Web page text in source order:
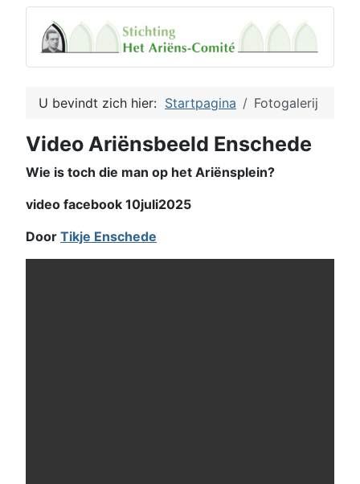
U bevindt zich hier: Startpagina Fotogalerij
Video Ariënsbeeld Enschede
Wie is toch die man op het Ariënsplein?
video facebook 10juli2025
Door Tikje Enschede